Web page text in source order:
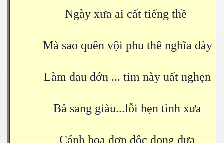
Ngày xưa ai cất tiếng thề
Mà sao quên vội phu thê nghĩa dày
Làm đau đớn ... tim này uất nghẹn
Bả sang giàu...lỗi hẹn tình xưa
Cánh hoa đơn độc đong đưa